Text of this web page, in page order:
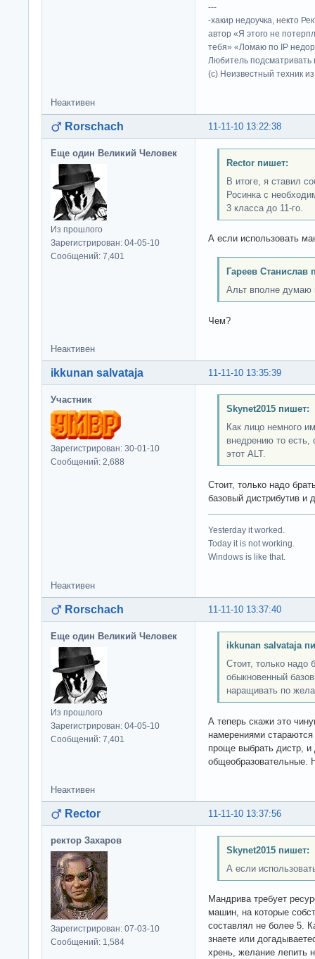
---
-хакир недоучка, некто
автор «Я этого не
тебя» «Ломаю по IP
Любитель подсматривать
(c) Неизвестный техник
Неактивен
11-11-10 13:22:38
Rorschach
Еще один Великий Человек
Из прошлого
Зарегистрирован: 04-05-10
Сообщений: 7,401
Rector пишет:
В итоге, я ставил
Росинка с
3 класса до 11-го.
А если использовать
Гареев Станислав
Альт вполне думаю
Чем?
Неактивен
11-11-10 13:35:39
ikkunan salvataja
Участник
Зарегистрирован: 30-01-10
Сообщений: 2,688
Skynet2015 пишет:
Как лицо немного
внедрению то есть,
этот ALT.
Стоит, только надо
базовый дистрибутив
Yesterday it worked.
Today it is not working.
Windows is like that.
Неактивен
11-11-10 13:37:40
Rorschach
Еще один Великий Человек
Из прошлого
Зарегистрирован: 04-05-10
Сообщений: 7,401
ikkunan salvataja
Стоит, только надо
обыкновенный
наращивать по
А теперь скажи это
намерениями
проще выбрать дистр, и
общеобразовательные.
Неактивен
11-11-10 13:37:56
Rector
ректор Захаров
Зарегистрирован: 07-03-10
Сообщений: 1,584
Skynet2015 пишет:
А если
Мандрива требует
машин, на которые
составлял не более 5.
знаете или
хрень, желание лепить